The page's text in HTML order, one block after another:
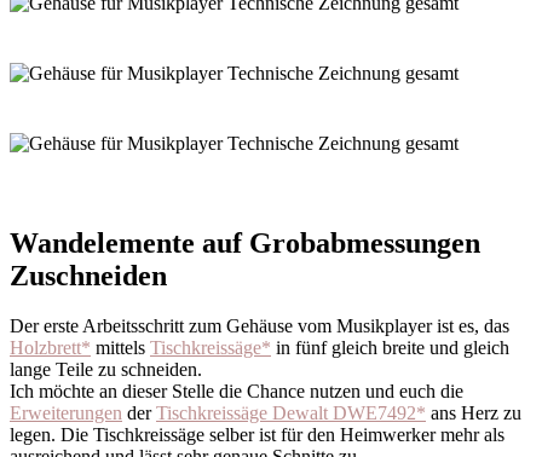
Wandelemente auf Grobabmessungen
Zuschneiden
Der erste Arbeitsschritt zum Gehäuse vom Musikplayer ist es, das
Holzbrett* mittels Tischkreissäge* in fünf gleich breite und gleich
lange Teile zu schneiden.
Ich möchte an dieser Stelle die Chance nutzen und euch die
Erweiterungen derTischkreissäge Dewalt DWE7492* ans Herz zu
legen. Die Tischkreissäge selber ist für den Heimwerker mehr als